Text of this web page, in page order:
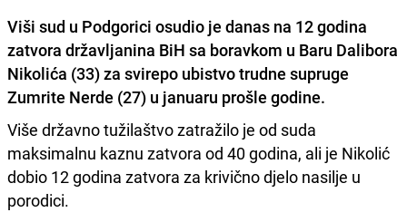
Viši sud u Podgorici osudio je danas na 12 godina
zatvora državljanina BiH sa boravkom u Baru Dalibora
Nikolića (33) za svirepo ubistvo trudne supruge
Zumrite Nerde (27) u januaru prošle godine.
Više državno tužilaštvo zatražilo je od suda
maksimalnu kaznu zatvora od 40 godina, ali je Nikolić
dobio 12 godina zatvora za krivično djelo nasilje u
porodici.